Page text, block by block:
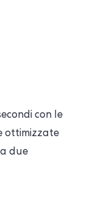
con le
ottimizzate
due